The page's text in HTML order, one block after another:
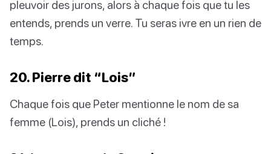
pleuvoir des jurons, alors à chaque fois que tu les
entends, prends un verre. Tu seras ivre en un rien de
temps.
20. Pierre dit “Lois”
Chaque fois que Peter mentionne le nom de sa
femme (Lois), prends un cliché !